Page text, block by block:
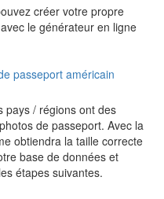
créer votre propre
le générateur en ligne
passeport américain
pays / régions ont des
de passeport. Avec la
obtiendra la taille correcte
base de données et
étapes suivantes.